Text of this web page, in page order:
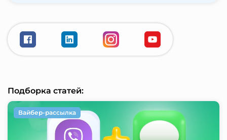
Подборка статей:
Вайбер-рассылка